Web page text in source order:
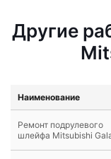
Другие
Наименование
Ремонт подрулевого
шлейфа Mitsubishi